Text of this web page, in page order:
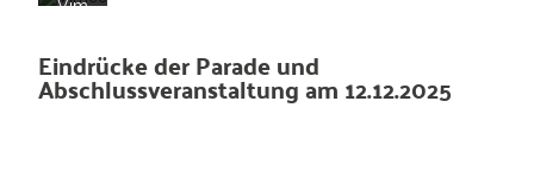
Vim
r
erfa
hren
Eindrücke der Parade und
Abschlussveranstaltung am 12.12.2025